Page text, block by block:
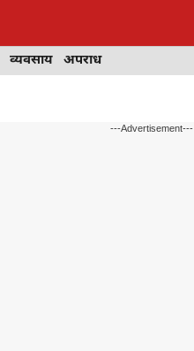
व्यवसाय अपराध
---Advertisement---